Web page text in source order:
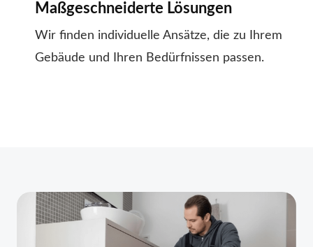
Maßgeschneiderte Lösungen
Wir finden individuelle Ansätze, die zu Ihrem
Gebäude und Ihren Bedürfnissen passen.